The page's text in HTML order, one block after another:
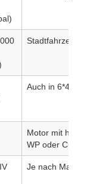
Stadtfahrzeug
Auch in 6*4
Motor mit
WP oder
Je nach Markt